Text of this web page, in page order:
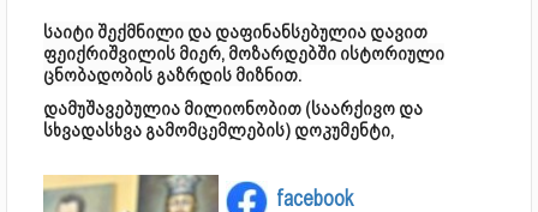
საიტი შექმნილი და დაფინანსებულია დავით
ფეიქრიშვილის მიერ, მოზარდებში ისტორიული
ცნობადობის გაზრდის მიზნით.
დამუშავებულია მილიონობით (საარქივო და
სხვადასხვა გამომცემლების) დოკუმენტი,
facebook